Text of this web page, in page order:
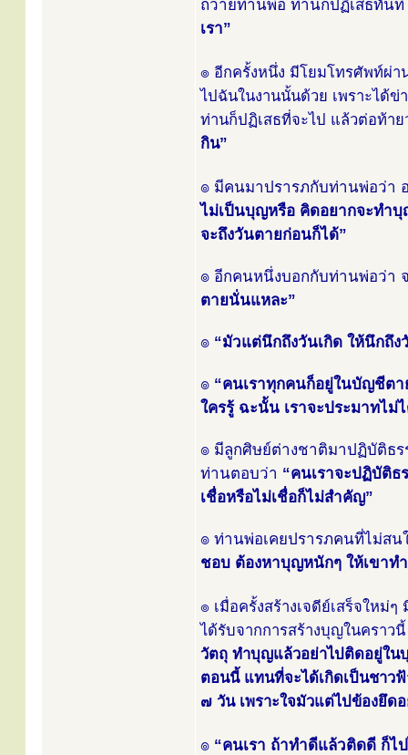
ถวายท่านพ่อ ท่านก็ปฏิเสธทัน
เรา”
๏ อีกครั้งหนึ่ง มีโยมโทรศัพท์ผ่
ไปฉันในงานนั้นด้วย เพราะได้
ท่านก็ปฏิเสธที่จะไป แล้วต่อท้า
กิน”
๏ มีคนมาปรารภกับท่านพ่อว่า
ไม่เป็นบุญหรือ คิดอยากจะทำบุ
จะถึงวันตายก่อนก็ได้”
๏ อีกคนหนึ่งบอกกับท่านพ่อว่า
ตายนั่นแหละ”
๏ “มัวแต่นึกถึงวันเกิด ให้นึกถึง
๏ “คนเราทุกคนก็อยู่ในบัญชีตา
ใครรู้ ฉะนั้น เราจะประมาทไม่
๏ มีลูกศิษย์ต่างชาติมาปฏิบัติธร
ท่านตอบว่า “คนเราจะปฏิบัติธ
เชื่อหรือไม่เชื่อก็ไม่สำคัญ”
๏ ท่านพ่อเคยปรารภคนที่ไม่ส
ชอบ ต้องหาบุญหนักๆ ให้เขาทำ
๏ เมื่อครั้งสร้างเจดีย์เสร็จให
ได้รับจากการสร้างบุญในคราว
วัตถุ ทำบุญแล้วอย่าไปติดอยู่ใน
ตอนนี้ แทนที่จะได้เกิดเป็นชาวฟ้
๗ วัน เพราะใจมัวแต่ไปข้องยึด
๏ “คนเรา ถ้าทำดีแล้วติดดี ก็ไ